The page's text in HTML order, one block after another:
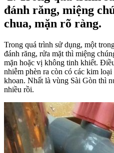
đánh răng, miệng
chua, mặn rõ ràng.
Trong quá trình sử dụng, một
đánh răng, rửa mặt thì miệng
mặn hoặc vị không tinh khiết.
nhiễm phèn ra còn có các kim
khoan. Nhất là vùng Sài Gòn thì
nhiều rồi.